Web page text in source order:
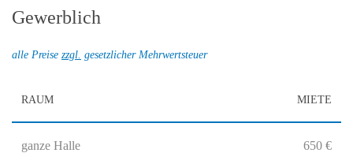
Gewerblich
alle Preise zzgl. gesetzlicher Mehrwertsteuer
RAUM MIETE
ganze Halle 650 €